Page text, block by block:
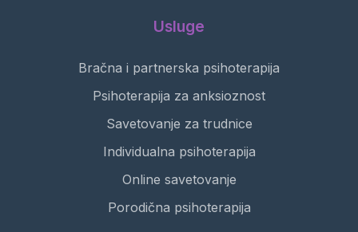
Usluge
Bračna i partnerska psihoterapija
Psihoterapija za anksioznost
Savetovanje za trudnice
Individualna psihoterapija
Online savetovanje
Porodična psihoterapija